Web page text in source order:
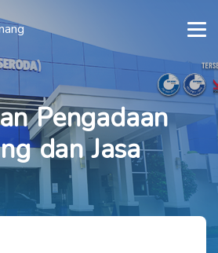
Pengadaan
dan Jasa